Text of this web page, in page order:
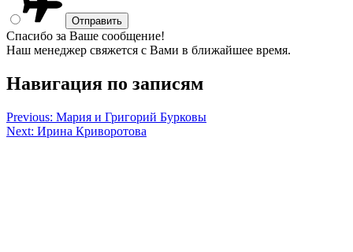
Спасибо за Ваше сообщение!
Наш менеджер свяжется с Вами в ближайшее время.
Навигация по записям
Previous: Мария и Григорий Бурковы
Next: Ирина Криворотова